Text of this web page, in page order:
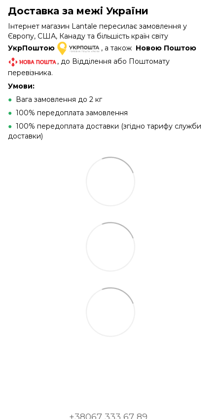
Доставка за межі України
Інтернет магазин Lantale пересилає замовлення у
Європу, США, Канаду та більшість країн світу
УкрПоштою
, а також Новою Поштою
, до Відділення або Поштомату
перевізника.
Умови:
● Вага замовлення до 2 кг
● 100% передоплата замовлення
● 100% передоплата доставки (згідно тарифу служби
доставки)